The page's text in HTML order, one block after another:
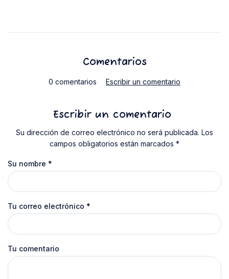
Comentarios
0 comentarios Escribir un comentario
Escribir un comentario
Su dirección de correo electrónico no será publicada. Los
campos obligatorios están marcados *
Su nombre *
Tu correo electrónico *
Tu comentario